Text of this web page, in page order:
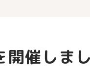
開催しま